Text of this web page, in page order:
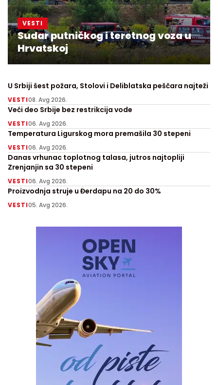
VESTI
Sudar putničkog i teretnog voza u
Hrvatskoj
U Srbiji šest požara, Stolovi i Deliblatska peščara najteži
VESTI08. Avg 2026.
Veći deo Srbije bez restrikcija vode
VESTI06. Avg 2026.
Temperatura Ligurskog mora premašila 30 stepeni
VESTI06. Avg 2026.
Danas vrhunac toplotnog talasa, jutros najtopliji
Zrenjanjin sa 30 stepeni
VESTI06. Avg 2026.
Proizvodnja struje u Đerdapu na 20 do 30%
VESTI05. Avg 2026.